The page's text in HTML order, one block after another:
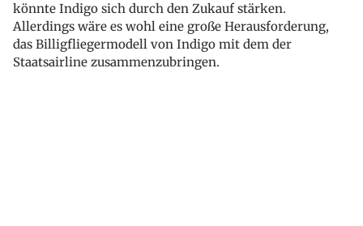
könnte Indigo sich durch den Zukauf stärken.
Allerdings wäre es wohl eine große Herausforderung,
das Billigfliegermodell von Indigo mit dem der
Staatsairline zusammenzubringen.